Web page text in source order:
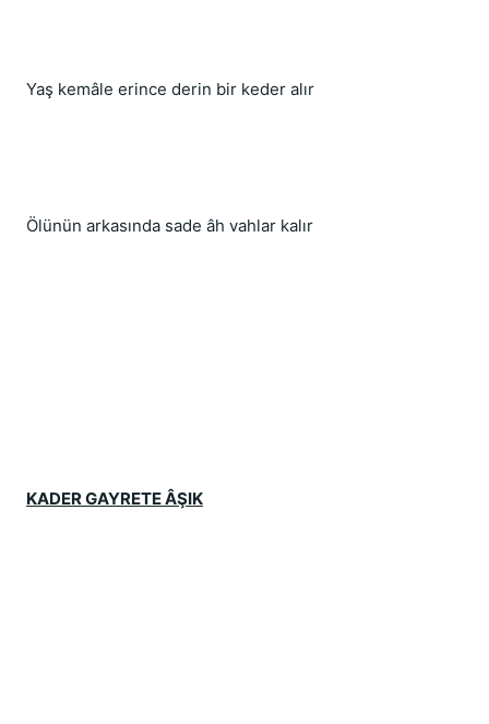
Yaş kemâle erince derin bir keder alır
Ölünün arkasında sade âh vahlar kalır
KADER GAYRETE ÂŞIK